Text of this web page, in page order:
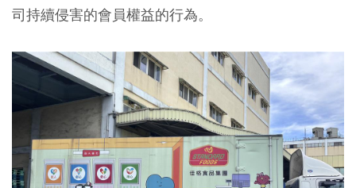
司持續侵害的會員權益的行為。